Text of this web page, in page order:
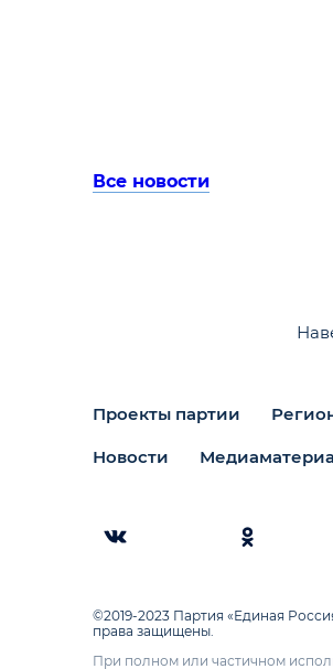
Все новости
Проекты партии
Новости
©2019-2023 Партия «Единая
права защищены.
При полном или частичном